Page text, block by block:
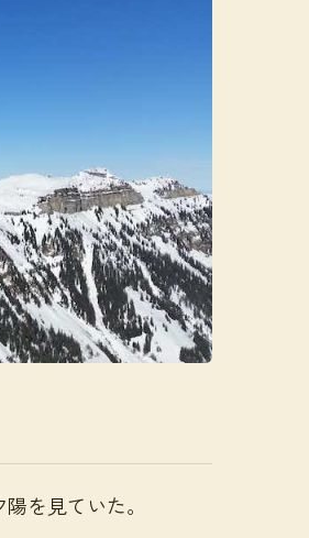
を見ていた。